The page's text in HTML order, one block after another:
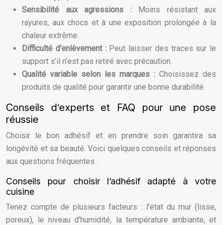
Sensibilité aux agressions :
Moins résistant aux
rayures, aux chocs et à une exposition prolongée à la
chaleur extrême.
Difficulté d’enlèvement : Peut laisser des traces sur le
support s’il n’est pas retiré avec précaution.
Qualité variable selon les marques : Choisissez des
produits de qualité pour garantir une bonne durabilité.
Conseils d’experts et FAQ pour une pose
réussie
Choisir le bon adhésif et en prendre soin garantira sa
longévité et sa beauté. Voici quelques conseils et réponses
aux questions fréquentes :
Conseils pour choisir l’adhésif adapté à votre
cuisine
Tenez compte de plusieurs facteurs : l’état du mur (lisse,
poreux), le niveau d’humidité, la température ambiante, et